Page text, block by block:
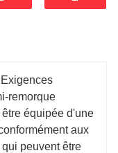
aériens.
remorque
équipée d'une
aux
peuvent être